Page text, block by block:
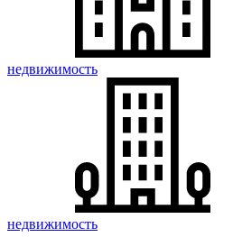
недвижимость
недвижимость